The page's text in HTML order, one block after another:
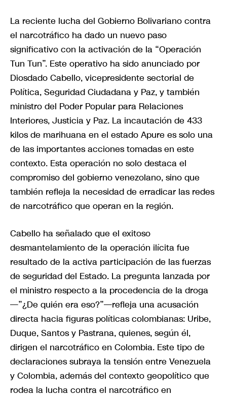
La reciente lucha del Gobierno Bolivariano contra
el narcotráfico ha dado un nuevo paso
significativo con la activación de la “Operación
Tun Tun”. Este operativo ha sido anunciado por
Diosdado Cabello, vicepresidente sectorial de
Política, Seguridad Ciudadana y Paz, y también
ministro del Poder Popular para Relaciones
Interiores, Justicia y Paz. La incautación de 433
kilos de marihuana en el estado Apure es solo una
de las importantes acciones tomadas en este
contexto. Esta operación no solo destaca el
compromiso del gobierno venezolano, sino que
también refleja la necesidad de erradicar las redes
de narcotráfico que operan en la región.
Cabello ha señalado que el exitoso
desmantelamiento de la operación ilícita fue
resultado de la activa participación de las fuerzas
de seguridad del Estado. La pregunta lanzada por
el ministro respecto a la procedencia de la droga
—”¿De quién era eso?”—refleja una acusación
directa hacia figuras políticas colombianas: Uribe,
Duque, Santos y Pastrana, quienes, según él,
dirigen el narcotráfico en Colombia. Este tipo de
declaraciones subraya la tensión entre Venezuela
y Colombia, además del contexto geopolítico que
rodea la lucha contra el narcotráfico en